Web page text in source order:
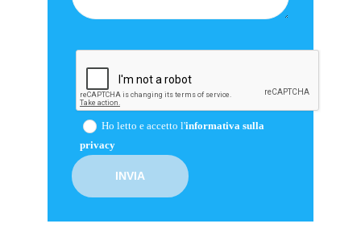
Ho letto e accetto l'informativa sulla
privacy